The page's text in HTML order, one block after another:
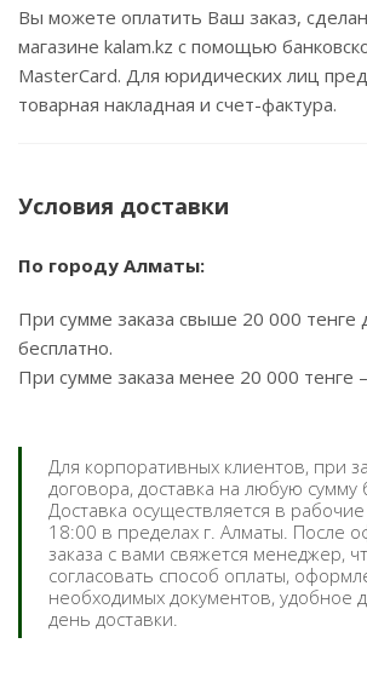
Вы можете оплатить Ваш заказ,
магазине kalam.kz с помощью
MasterCard. Для юридических лиц
товарная накладная и счет-фактура.
Условия доставки
По городу Алматы:
При сумме заказа свыше 20 000 тенге
бесплатно.
При сумме заказа менее 20 000 тенге
Для корпоративных клиентов, при
договора, доставка на любую сумму
Доставка осуществляется в
18:00 в пределах г. Алматы. После
заказа с вами свяжется менеджер,
согласовать способ оплаты,
необходимых документов, удобное
день доставки.